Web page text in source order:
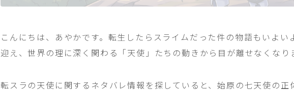
こんにちは、あやかです。転生したらスライムだった件の物語もいよい
迎え、世界の理に深く関わる「天使」たちの動きから目が離せなくなり
転スラの天使に関するネタバレ情報を探していると、始原の七天使の正